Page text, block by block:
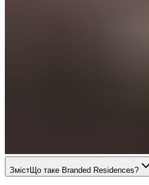
Зміст Що таке Branded Residences?